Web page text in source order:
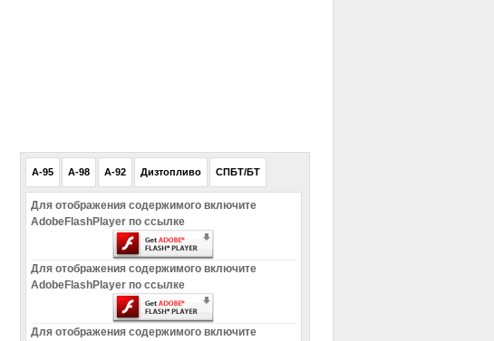
A-95 A-98 A-92 Дизтопливо СПБТ/БТ
Для отображения содержимого включите
AdobeFlashPlayer по ссылке
Для отображения содержимого включите
AdobeFlashPlayer по ссылке
Для отображения содержимого включите